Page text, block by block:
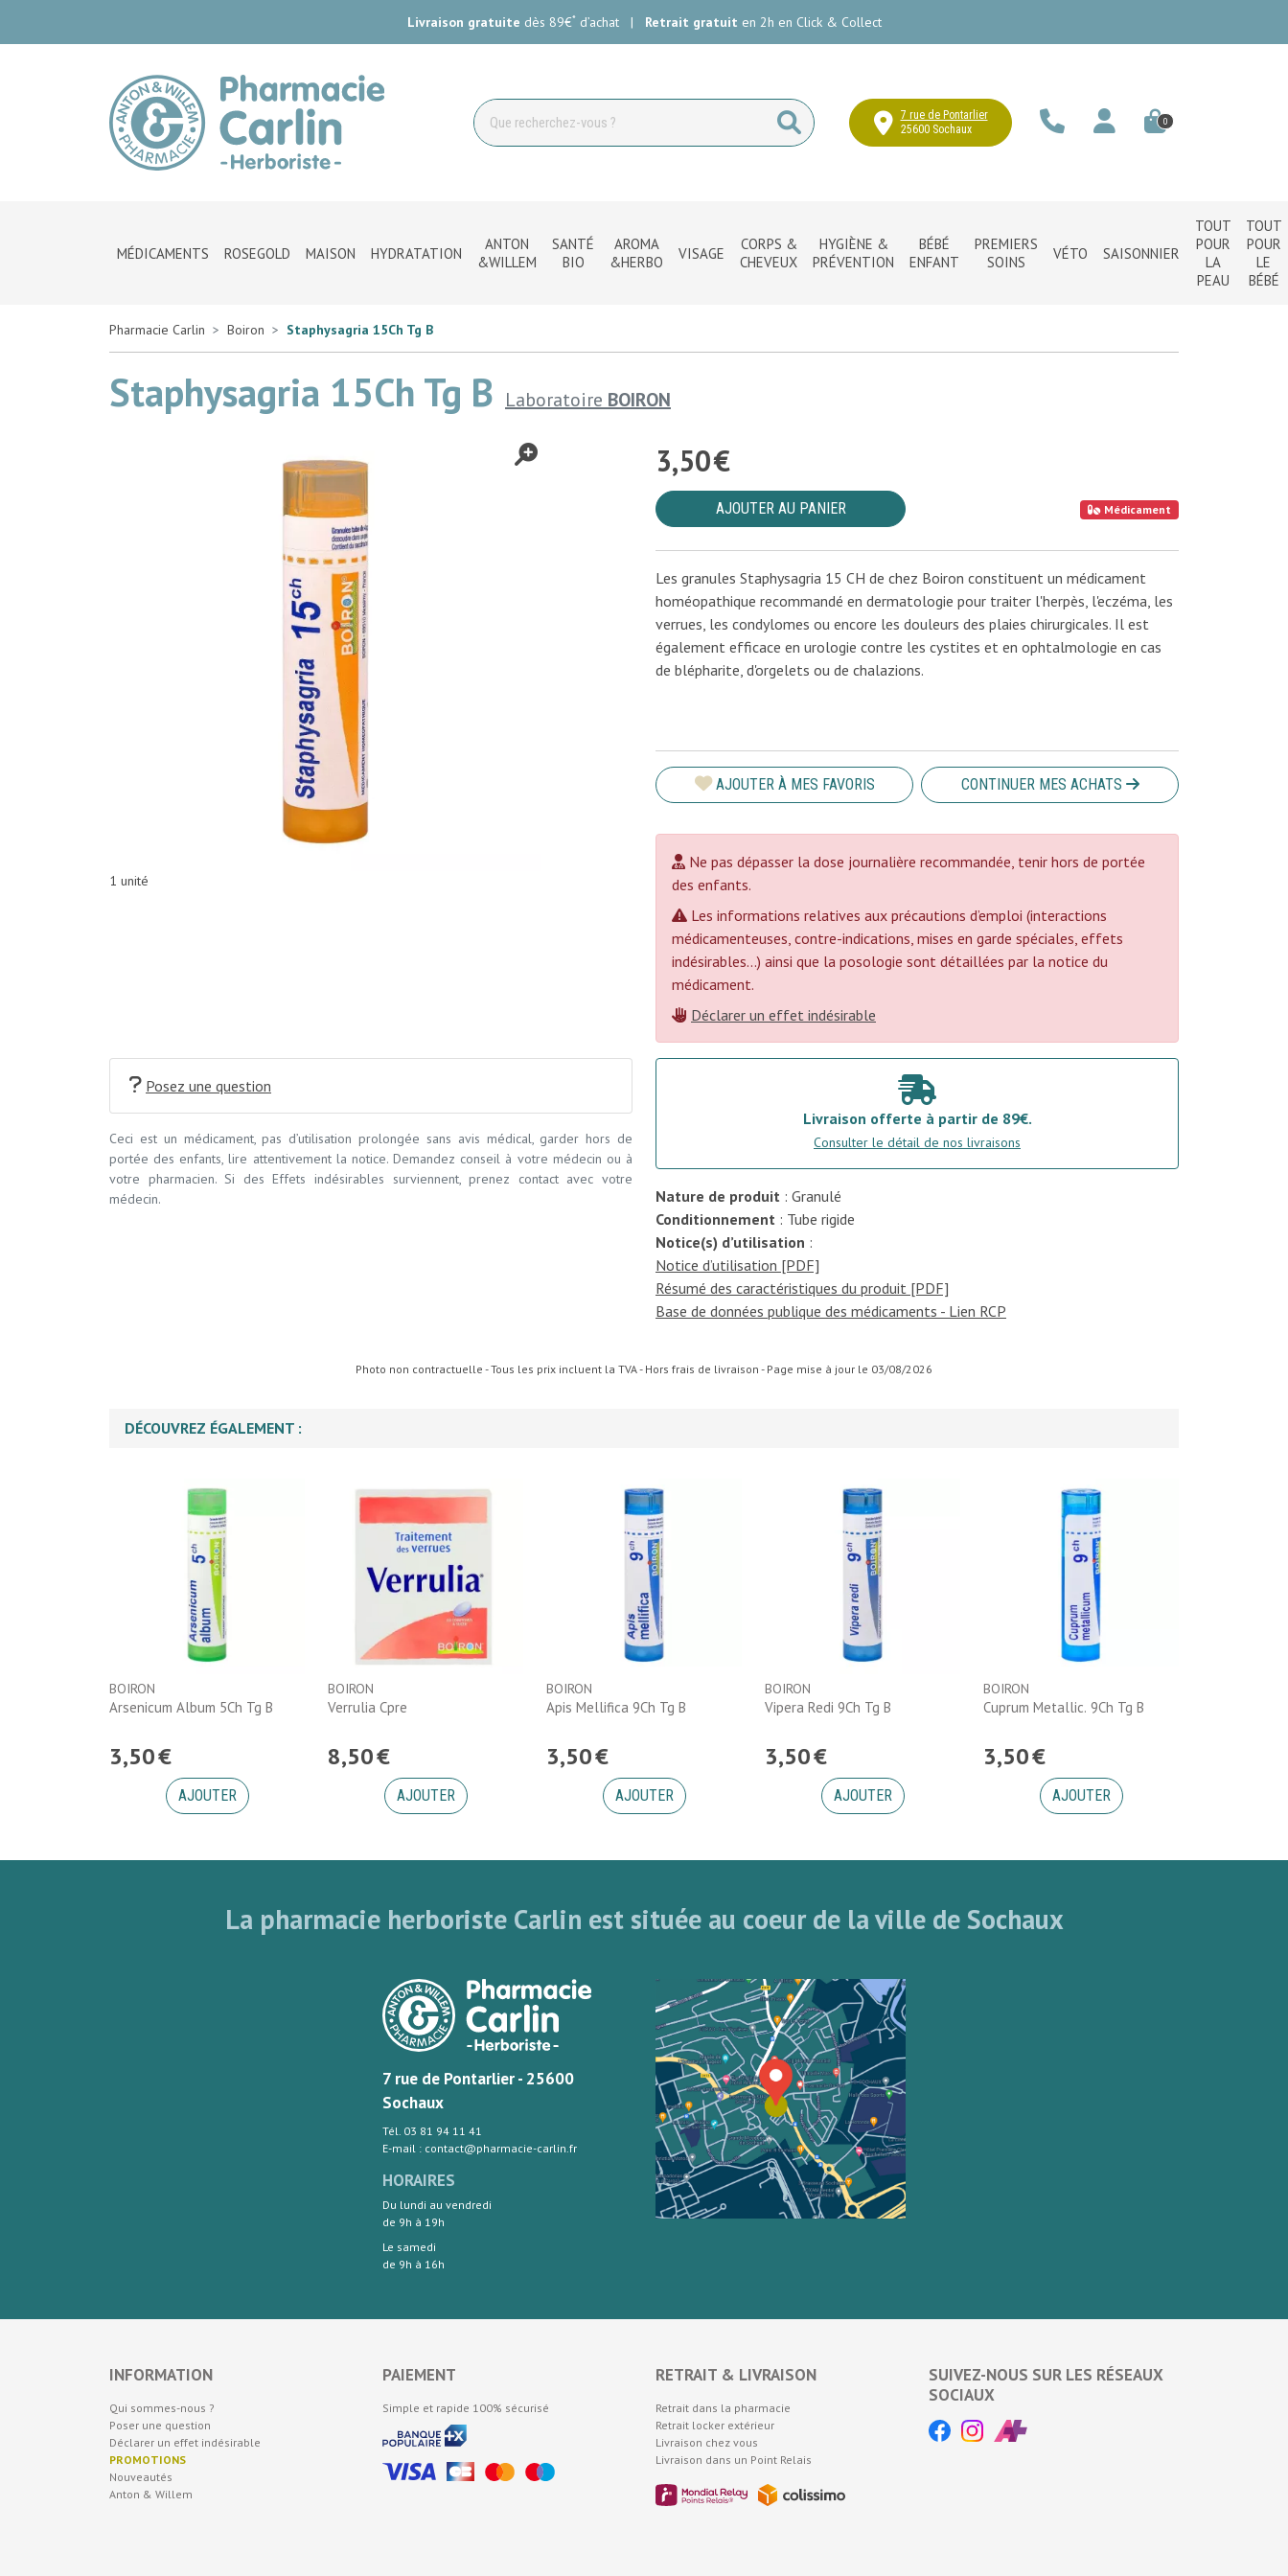
Livraison gratuite dès 89€*d’achat | Retrait gratuit en 2h en Click & Collect
Pharmacie Carlin Votre pharmacie en ligne à votre service
7 rue de Pontarlier
25600 Sochaux
0
MÉDICAMENTS ROSEGOLD MAISON HYDRATATION
ANTON
&WILLEM
SANTÉ
BIO
AROMA
&HERBO
VISAGE
CORPS &
CHEVEUX
HYGIÈNE &
PRÉVENTION
BÉBÉ
ENFANT
PREMIERS
SOINS
VÉTO SAISONNIER
TOUT
POUR
LA
PEAU
TOUT
POUR
LE
BÉBÉ
Pharmacie Carlin Boiron Staphysagria 15Ch Tg B
Staphysagria 15Ch Tg B Laboratoire BOIRON
1 unité
3,50€
AJOUTER AU PANIER Médicament
Les granules Staphysagria 15 CH de chez Boiron constituent un médicament
homéopathique recommandé en dermatologie pour traiter l'herpès, l'eczéma, les
verrues, les condylomes ou encore les douleurs des plaies chirurgicales. Il est
également efficace en urologie contre les cystites et en ophtalmologie en cas
de blépharite, d'orgelets ou de chalazions.
AJOUTER À MES FAVORIS CONTINUER MES ACHATS
Ne pas dépasser la dose journalière recommandée, tenir hors de portée
des enfants.
Les informations relatives aux précautions d’emploi (interactions
médicamenteuses, contre-indications, mises en garde spéciales, effets
indésirables...) ainsi que la posologie sont détaillées par la notice du
médicament.
Déclarer un effet indésirable
Posez une question
Ceci est un médicament, pas d’utilisation prolongée sans avis médical, garder hors de
portée des enfants, lire attentivement la notice. Demandez conseil à votre médecin ou à
votre pharmacien. Si des Effets indésirables surviennent, prenez contact avec votre
médecin.
Livraison offerte à partir de 89€.
Consulter le détail de nos livraisons
Nature de produit : Granulé
Conditionnement : Tube rigide
Notice(s) d’utilisation :
Notice d’utilisation [PDF]
Résumé des caractéristiques du produit [PDF]
Base de données publique des médicaments - Lien RCP
Photo non contractuelle - Tous les prix incluent la TVA - Hors frais de livraison - Page mise à jour le 03/08/2026
DÉCOUVREZ ÉGALEMENT :
BOIRON
Arsenicum Album 5Ch Tg B
3,50€
AJOUTER
BOIRON
Verrulia Cpre
8,50€
AJOUTER
BOIRON
Apis Mellifica 9Ch Tg B
3,50€
AJOUTER
BOIRON
Vipera Redi 9Ch Tg B
3,50€
AJOUTER
BOIRON
Cuprum Metallic. 9Ch Tg B
3,50€
AJOUTER
La pharmacie herboriste Carlin est située au coeur de la ville de Sochaux
7 rue de Pontarlier - 25600
Sochaux
Tél. 03 81 94 11 41
E-mail : contact@pharmacie-carlin.fr
HORAIRES
Du lundi au vendredi
de 9h à 19h
Le samedi
de 9h à 16h
INFORMATION
Qui sommes-nous ?
Poser une question
Déclarer un effet indésirable
PROMOTIONS
Nouveautés
Anton & Willem
PAIEMENT
Simple et rapide 100% sécurisé
RETRAIT & LIVRAISON
Retrait dans la pharmacie
Retrait locker extérieur
Livraison chez vous
Livraison dans un Point Relais
SUIVEZ-NOUS SUR LES RÉSEAUX
SOCIAUX